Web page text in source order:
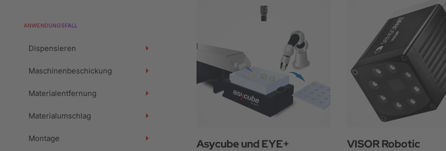
ANWENDUNGSFALL
Dispensieren
Maschinenbeschickung
Materialentfernung
Materialumschlag
Montage Asycube und EYE+ VISOR Robotic